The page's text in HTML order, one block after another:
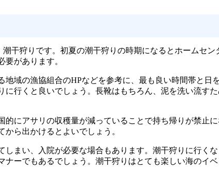
干狩りです。初夏の潮干狩りの時期になるとホームセ
があります。
域の漁協組合のHPなどを参考に、最も良い時間帯と日
行くと良いでしょう。長靴はもちろん、泥を洗い流す
にアサリの収穫量が減っていることで持ち帰りが禁止
ら出かけるとよいでしょう。
まい、入院が必要な場合もあります。潮干狩りに行く
ーでもあるでしょう。潮干狩りはとても楽しい海のイ